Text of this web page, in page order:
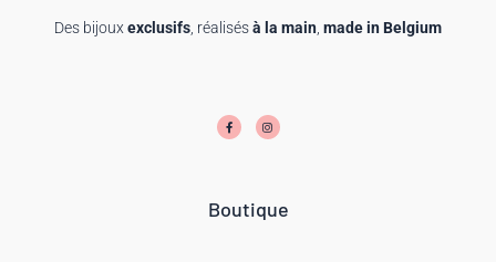
Des bijoux exclusifs , réalisésà la main made in Belgium
c
e
b
s
t
a
Boutique